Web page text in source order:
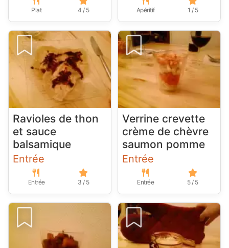
Plat 4 / 5 Apéritif 1 / 5
Ravioles de thon
et sauce
balsamique
Entrée
Entrée 3 / 5
Verrine crevette
crème de chèvre
saumon pomme
Entrée
Entrée 5 / 5